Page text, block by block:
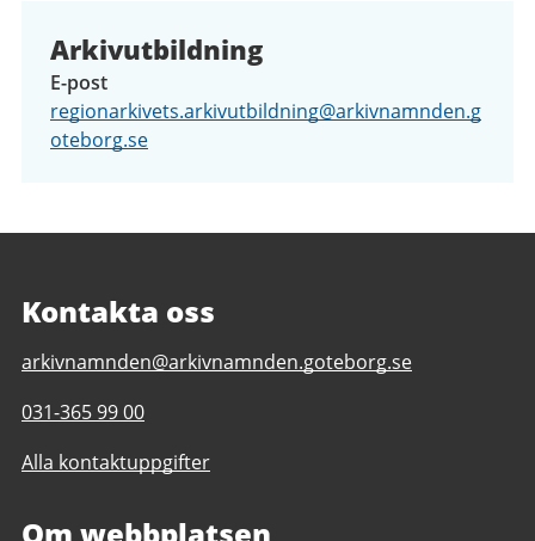
Arkivutbildning
E-post
regionarkivets.arkivutbildning@arkivnamnden.g
oteborg.se
Kontakta oss
E-
till
Regionarkivet
arkivnamnden@arkivnamnden.goteborg.se
Telefonnummer
Regionarkivet
031-365 99 00
Alla kontaktuppgifter